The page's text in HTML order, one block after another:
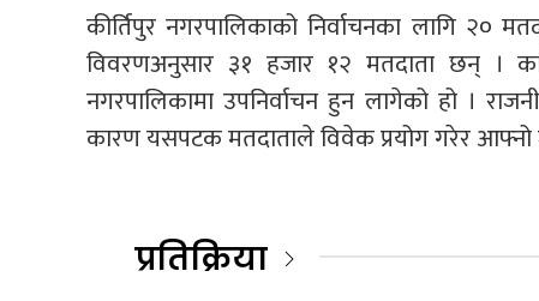
कीर्तिपुर नगरपालिकाको निर्वाचनका लागि २०
विवरणअनुसार ३१ हजार १२ मतदाता छन् ।
नगरपालिकामा उपनिर्वाचन हुन लागेको हो ।
कारण यसपटक मतदाताले विवेक प्रयोग गरेर आफ्नो
प्रतिक्रिया